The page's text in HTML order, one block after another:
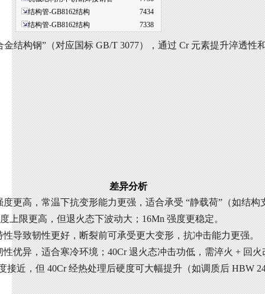
金结构钢”（对应国标 GB/T 3077），通过 Cr 元素提升淬透性
差异分析
度更高，常温下抗变形能力更强，适合承受 “静载荷”（如结构
上限更高，但退火态下波动大；16Mn 强度更稳定。
性导致韧性更好，断裂前可承受更大变形，抗冲击能力更强。
性优异，适合寒冷环境；40Cr 退火态冲击功低，需淬火 + 回火
接近，但 40Cr 经热处理后硬度可大幅提升（如调质后 HBW
结构管-GB8162结构
7434
结构管-GB8162结构
7338